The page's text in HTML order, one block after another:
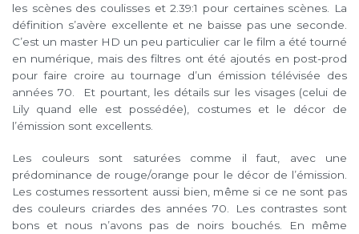
les scènes des coulisses et 2.39:1 pour certaines scènes. La
définition s’avère excellente et ne baisse pas une seconde.
C’est un master HD un peu particulier car le film a été tourné
en numérique, mais des filtres ont été ajoutés en post-prod
pour faire croire au tournage d’un émission télévisée des
années 70. Et pourtant, les détails sur les visages (celui de
Lily quand elle est possédée), costumes et le décor de
l’émission sont excellents.
Les couleurs sont saturées comme il faut, avec une
prédominance de rouge/orange pour le décor de l’émission.
Les costumes ressortent aussi bien, même si ce ne sont pas
des couleurs criardes des années 70. Les contrastes sont
bons et nous n’avons pas de noirs bouchés. En même